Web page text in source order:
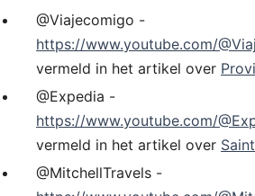
@Viajecomigo -
https://www.youtube.com/
vermeld in het artikel over
@Expedia -
https://www.youtube.com/
vermeld in het artikel over
@MitchellTravels -